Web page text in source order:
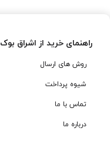
راهنمای خرید از اشراق بوک
روش های ارسال
شیوه پرداخت
تماس با ما
درباره ما